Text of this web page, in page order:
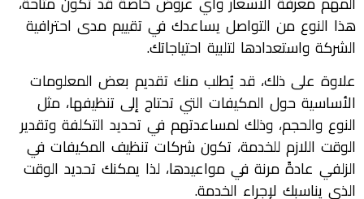
هذا النوع من التواصل يساعدك في تقييم مدى احترافية
الشركة واستعدادها لتلبية احتياجاتك.
علاوة على ذلك، قد يُطلب منك تقديم بعض المعلومات
الأساسية حول المكيفات التي تحتاج إلى تنظيفها، مثل
النوع والحجم، وذلك لمساعدتهم في تحديد التكلفة وتقدير
الوقت اللازم للخدمة، تكون شركات تنظيف المكيفات في
الزلفي عادةً مرنة في مواعيدها، لذا يمكنك تحديد الوقت
الذي يناسبك لإجراء الخدمة.